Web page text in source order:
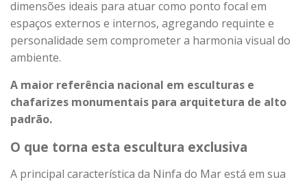
dimensões ideais para atuar como ponto focal em
espaços externos e internos, agregando requinte e
personalidade sem comprometer a harmonia visual do
ambiente.
A maior referência nacional em esculturas e
chafarizes monumentais para arquitetura de alto
padrão.
O que torna esta escultura exclusiva
A principal característica da Ninfa do Mar está em sua